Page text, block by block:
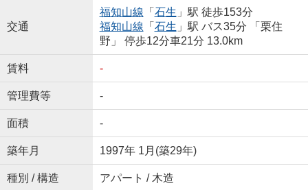
交通
福知山線 「 石生 」駅 徒歩153分
福知山線 「 石生 」駅 バス35分 「栗住
野」 停歩12分車21分 13.0km
賃料 -
管理費等 -
面積 -
築年月 1997年 1月(築29年)
種別 / 構造 アパート / 木造